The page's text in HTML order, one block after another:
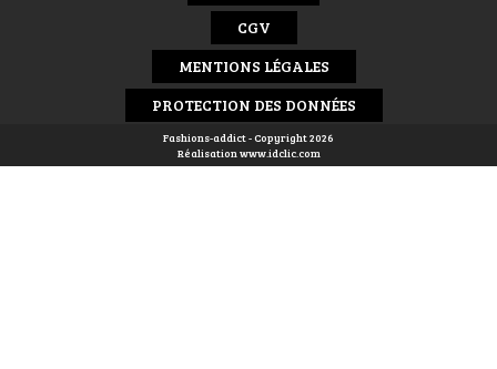
CGV
MENTIONS LÉGALES
PROTECTION DES DONNÉES
Fashions-addict - Copyright 2026
Réalisationwww.idclic.com